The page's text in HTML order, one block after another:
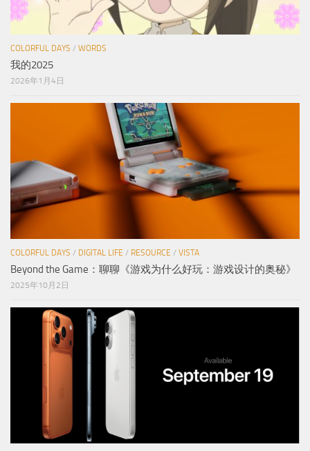
COLORFUL DAYS / WORDS
我的2025
2026年1月4日
COLORFUL DAYS / DIGITAL LIFE / RESOURCE / VISTA
Beyond the Game：聊聊《游戏为什么好玩：游戏设计的奥秘》
2025年10月2日